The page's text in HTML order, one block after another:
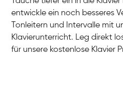
entwickle ein noch besseres
Tonleitern und Intervalle mit
Klavierunterricht. Leg direkt
für unsere kostenlose Klavier